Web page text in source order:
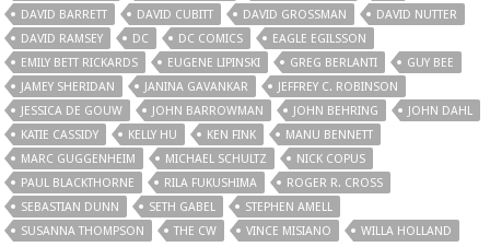
DAVID BARRETT
DAVID CUBITT DAVID GROSSMAN
DAVID NUTTER
DAVID RAMSEY
DC DC COMICS
EAGLE EGILSSON
EMILY BETT RICKARDS
EUGENE LIPINSKI GREG BERLANTI
GUY BEE
JAMEY SHERIDAN
JANINA GAVANKAR
JEFFREY C. ROBINSON
JESSICA DE GOUW
JOHN BARROWMAN JOHN BEHRING
JOHN DAHL
KATIE CASSIDY
KELLY HU KEN FINK
MANU BENNETT
MARC GUGGENHEIM
MICHAEL SCHULTZ
NICK COPUS
PAUL BLACKTHORNE
RILA FUKUSHIMA
ROGER R. CROSS
SEBASTIAN DUNN
SETH GABEL
STEPHEN AMELL
SUSANNA THOMPSON
THE CW VINCE MISIANO WILLA HOLLAND